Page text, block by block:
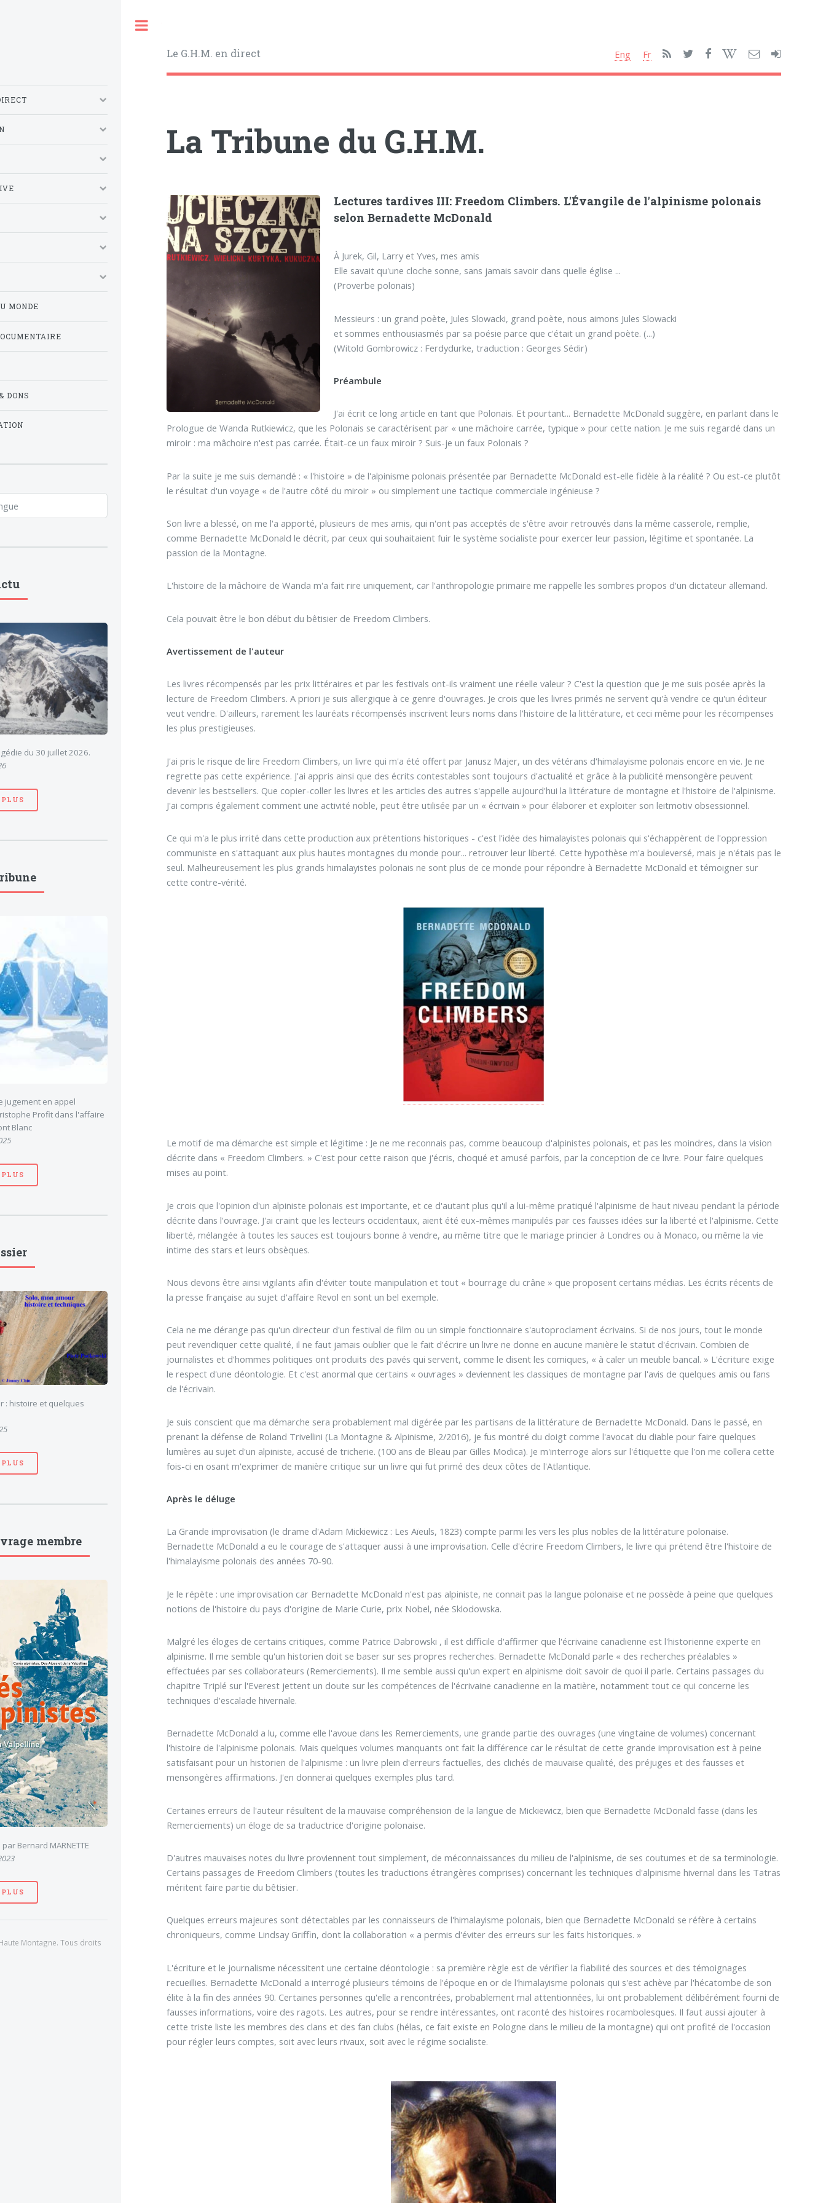
Le G.H.M. en direct Eng Fr
La Tribune du G.H.M.
Lectures tardives III: Freedom Climbers. L'Évangile de l'alpinisme polonais
selon Bernadette McDonald
À Jurek, Gil, Larry et Yves, mes amis
Elle savait qu'une cloche sonne, sans jamais savoir dans quelle église ...
(Proverbe polonais)
Messieurs : un grand poète, Jules Slowacki, grand poète, nous aimons Jules Slowacki
et sommes enthousiasmés par sa poésie parce que c'était un grand poète. (...)
(Witold Gombrowicz : Ferdydurke, traduction : Georges Sédir)
Préambule
J'ai écrit ce long article en tant que Polonais. Et pourtant... Bernadette McDonald suggère, en parlant dans le
Prologue de Wanda Rutkiewicz, que les Polonais se caractérisent par « une mâchoire carrée, typique » pour cette nation. Je me suis regardé dans un
miroir : ma mâchoire n'est pas carrée. Était-ce un faux miroir ? Suis-je un faux Polonais ?
Par la suite je me suis demandé : « l'histoire » de l'alpinisme polonais présentée par Bernadette McDonald est-elle fidèle à la réalité ? Ou est-ce plutôt
le résultat d'un voyage « de l'autre côté du miroir » ou simplement une tactique commerciale ingénieuse ?
Son livre a blessé, on me l'a apporté, plusieurs de mes amis, qui n'ont pas acceptés de s'être avoir retrouvés dans la même casserole, remplie,
comme Bernadette McDonald le décrit, par ceux qui souhaitaient fuir le système socialiste pour exercer leur passion, légitime et spontanée. La
passion de la Montagne.
L'histoire de la mâchoire de Wanda m'a fait rire uniquement, car l'anthropologie primaire me rappelle les sombres propos d'un dictateur allemand.
Cela pouvait être le bon début du bêtisier de Freedom Climbers.
Avertissement de l'auteur
Les livres récompensés par les prix littéraires et par les festivals ont-ils vraiment une réelle valeur ? C'est la question que je me suis posée après la
lecture de Freedom Climbers. A priori je suis allergique à ce genre d'ouvrages. Je crois que les livres primés ne servent qu'à vendre ce qu'un éditeur
veut vendre. D'ailleurs, rarement les lauréats récompensés inscrivent leurs noms dans l'histoire de la littérature, et ceci même pour les récompenses
les plus prestigieuses.
J'ai pris le risque de lire Freedom Climbers, un livre qui m'a été offert par Janusz Majer, un des vétérans d'himalayisme polonais encore en vie. Je ne
regrette pas cette expérience. J'ai appris ainsi que des écrits contestables sont toujours d'actualité et grâce à la publicité mensongère peuvent
devenir les bestsellers. Que copier-coller les livres et les articles des autres s'appelle aujourd'hui la littérature de montagne et l'histoire de l'alpinisme.
J'ai compris également comment une activité noble, peut être utilisée par un « écrivain » pour élaborer et exploiter son leitmotiv obsessionnel.
Ce qui m'a le plus irrité dans cette production aux prétentions historiques - c'est l'idée des himalayistes polonais qui s'échappèrent de l'oppression
communiste en s'attaquant aux plus hautes montagnes du monde pour... retrouver leur liberté. Cette hypothèse m'a bouleversé, mais je n'étais pas le
seul. Malheureusement les plus grands himalayistes polonais ne sont plus de ce monde pour répondre à Bernadette McDonald et témoigner sur
cette contre-vérité.
Le motif de ma démarche est simple et légitime : Je ne me reconnais pas, comme beaucoup d'alpinistes polonais, et pas les moindres, dans la vision
décrite dans « Freedom Climbers. » C'est pour cette raison que j'écris, choqué et amusé parfois, par la conception de ce livre. Pour faire quelques
mises au point.
Je crois que l'opinion d'un alpiniste polonais est importante, et ce d'autant plus qu'il a lui-même pratiqué l'alpinisme de haut niveau pendant la période
décrite dans l'ouvrage. J'ai craint que les lecteurs occidentaux, aient été eux-mêmes manipulés par ces fausses idées sur la liberté et l'alpinisme. Cette
liberté, mélangée à toutes les sauces est toujours bonne à vendre, au même titre que le mariage princier à Londres ou à Monaco, ou même la vie
intime des stars et leurs obsèques.
Nous devons être ainsi vigilants afin d'éviter toute manipulation et tout « bourrage du crâne » que proposent certains médias. Les écrits récents de
la presse française au sujet d'affaire Revol en sont un bel exemple.
Cela ne me dérange pas qu'un directeur d'un festival de film ou un simple fonctionnaire s'autoproclament écrivains. Si de nos jours, tout le monde
peut revendiquer cette qualité, il ne faut jamais oublier que le fait d'écrire un livre ne donne en aucune manière le statut d'écrivain. Combien de
journalistes et d'hommes politiques ont produits des pavés qui servent, comme le disent les comiques, « à caler un meuble bancal. » L'écriture exige
le respect d'une déontologie. Et c'est anormal que certains « ouvrages » deviennent les classiques de montagne par l'avis de quelques amis ou fans
de l'écrivain.
Je suis conscient que ma démarche sera probablement mal digérée par les partisans de la littérature de Bernadette McDonald. Dans le passé, en
prenant la défense de Roland Trivellini (La Montagne & Alpinisme, 2/2016), je fus montré du doigt comme l'avocat du diable pour faire quelques
lumières au sujet d'un alpiniste, accusé de tricherie. (100 ans de Bleau par Gilles Modica). Je m'interroge alors sur l'étiquette que l'on me collera cette
fois-ci en osant m'exprimer de manière critique sur un livre qui fut primé des deux côtes de l'Atlantique.
Après le déluge
La Grande improvisation (le drame d'Adam Mickiewicz : Les Aïeuls, 1823) compte parmi les vers les plus nobles de la littérature polonaise.
Bernadette McDonald a eu le courage de s'attaquer aussi à une improvisation. Celle d'écrire Freedom Climbers, le livre qui prétend être l'histoire de
l'himalayisme polonais des années 70-90.
Je le répète : une improvisation car Bernadette McDonald n'est pas alpiniste, ne connait pas la langue polonaise et ne possède à peine que quelques
notions de l'histoire du pays d'origine de Marie Curie, prix Nobel, née Sklodowska.
Malgré les éloges de certains critiques, comme Patrice Dabrowski , il est difficile d'affirmer que l'écrivaine canadienne est l'historienne experte en
alpinisme. Il me semble qu'un historien doit se baser sur ses propres recherches. Bernadette McDonald parle « des recherches préalables »
effectuées par ses collaborateurs (Remerciements). Il me semble aussi qu'un expert en alpinisme doit savoir de quoi il parle. Certains passages du
chapitre Triplé sur l'Everest jettent un doute sur les compétences de l'écrivaine canadienne en la matière, notamment tout ce qui concerne les
techniques d'escalade hivernale.
Bernadette McDonald a lu, comme elle l'avoue dans les Remerciements, une grande partie des ouvrages (une vingtaine de volumes) concernant
l'histoire de l'alpinisme polonais. Mais quelques volumes manquants ont fait la différence car le résultat de cette grande improvisation est à peine
satisfaisant pour un historien de l'alpinisme : un livre plein d'erreurs factuelles, des clichés de mauvaise qualité, des préjuges et des fausses et
mensongères affirmations. J'en donnerai quelques exemples plus tard.
Certaines erreurs de l'auteur résultent de la mauvaise compréhension de la langue de Mickiewicz, bien que Bernadette McDonald fasse (dans les
Remerciements) un éloge de sa traductrice d'origine polonaise.
D'autres mauvaises notes du livre proviennent tout simplement, de méconnaissances du milieu de l'alpinisme, de ses coutumes et de sa terminologie.
Certains passages de Freedom Climbers (toutes les traductions étrangères comprises) concernant les techniques d'alpinisme hivernal dans les Tatras
méritent faire partie du bêtisier.
Quelques erreurs majeures sont détectables par les connaisseurs de l'himalayisme polonais, bien que Bernadette McDonald se réfère à certains
chroniqueurs, comme Lindsay Griffin, dont la collaboration « a permis d'éviter des erreurs sur les faits historiques. »
L'écriture et le journalisme nécessitent une certaine déontologie : sa première règle est de vérifier la fiabilité des sources et des témoignages
recueillies. Bernadette McDonald a interrogé plusieurs témoins de l'époque en or de l'himalayisme polonais qui s'est achève par l'hécatombe de son
élite à la fin des années 90. Certaines personnes qu'elle a rencontrées, probablement mal attentionnées, lui ont probablement délibérément fourni de
fausses informations, voire des ragots. Les autres, pour se rendre intéressantes, ont raconté des histoires rocambolesques. Il faut aussi ajouter à
cette triste liste les membres des clans et des fan clubs (hélas, ce fait existe en Pologne dans le milieu de la montagne) qui ont profité de l'occasion
pour régler leurs comptes, soit avec leurs rivaux, soit avec le régime socialiste.
MONDE
DONS
du 30 juillet 2026.
PLUS
jugement en appel
Profit dans l'affaire
Blanc
PLUS
: histoire et quelques
PLUS
membre
Bernard MARNETTE
PLUS
Montagne. Tous droits